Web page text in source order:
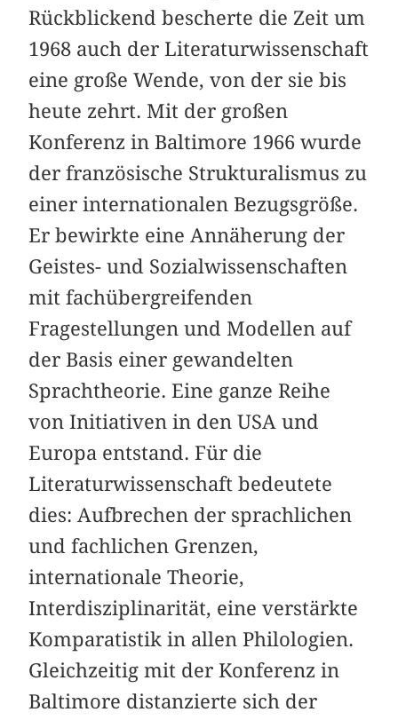
Rückblickend bescherte die Zeit um
1968 auch der Literaturwissenschaft
eine große Wende, von der sie bis
heute zehrt. Mit der großen
Konferenz in Baltimore 1966 wurde
der französische Strukturalismus zu
einer internationalen Bezugsgröße.
Er bewirkte eine Annäherung der
Geistes- und Sozialwissenschaften
mit fachübergreifenden
Fragestellungen und Modellen auf
der Basis einer gewandelten
Sprachtheorie. Eine ganze Reihe
von Initiativen in den USA und
Europa entstand. Für die
Literaturwissenschaft bedeutete
dies: Aufbrechen der sprachlichen
und fachlichen Grenzen,
internationale Theorie,
Interdisziplinarität, eine verstärkte
Komparatistik in allen Philologien.
Gleichzeitig mit der Konferenz in
Baltimore distanzierte sich der